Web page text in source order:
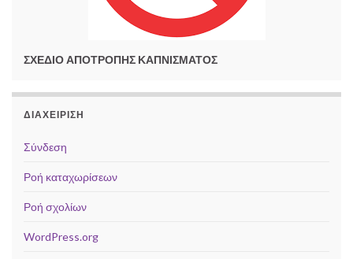
ΣΧΕΔΙΟ ΑΠΟΤΡΟΠΗΣ ΚΑΠΝΙΣΜΑΤΟΣ
ΔΙΑΧΕΊΡΙΣΗ
Σύνδεση
Ροή καταχωρίσεων
Ροή σχολίων
WordPress.org